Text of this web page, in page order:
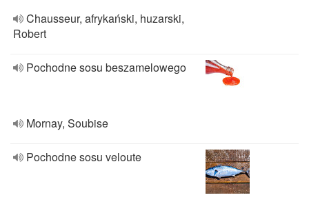
Chausseur, afrykański, huzarski,
Robert
Pochodne sosu beszamelowego
Mornay, Soubise
Pochodne sosu veloute